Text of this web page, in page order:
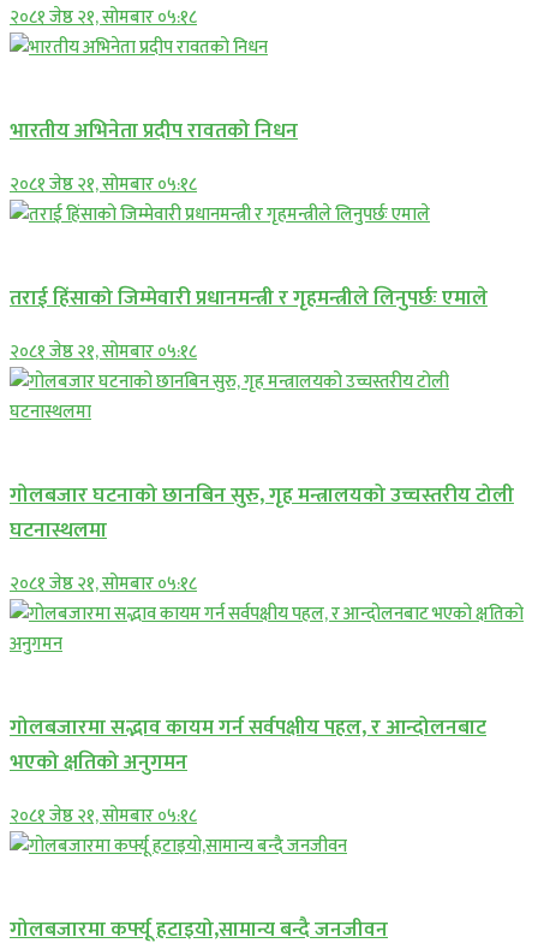
२०८१ जेष्ठ २१, सोमबार ०५:१८
भारतीय अभिनेता प्रदीप रावतको निधन
२०८१ जेष्ठ २१, सोमबार ०५:१८
तराई हिंसाको जिम्मेवारी प्रधानमन्त्री र गृहमन्त्रीले लिनुपर्छः एमाले
२०८१ जेष्ठ २१, सोमबार ०५:१८
गोलबजार घटनाको छानबिन सुरु, गृह मन्त्रालयको उच्चस्तरीय टोली
घटनास्थलमा
२०८१ जेष्ठ २१, सोमबार ०५:१८
गोलबजारमा सद्भाव कायम गर्न सर्वपक्षीय पहल, र आन्दोलनबाट
भएको क्षतिको अनुगमन
२०८१ जेष्ठ २१, सोमबार ०५:१८
गोलबजारमा कर्फ्यू हटाइयो,सामान्य बन्दै जनजीवन